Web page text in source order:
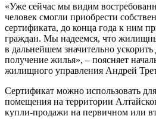
«Уже сейчас мы видим
человек смогли приобрести
сертификата, до конца года к ним
граждан. Мы надеемся, что
в дальнейшем значительно
получение жилья», – поясняет
жилищного управления Андрей
Сертификат можно использовать
помещения на территории
купли-продажи на первичном или